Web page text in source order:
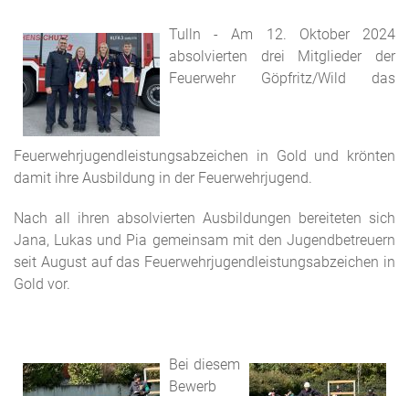
Tulln - Am 12. Oktober 2024
absolvierten drei Mitglieder der
Feuerwehr Göpfritz/Wild das
Feuerwehrjugendleistungsabzeichen in Gold und krönten
damit ihre Ausbildung in der Feuerwehrjugend.
Nach all ihren absolvierten Ausbildungen bereiteten sich
Jana, Lukas und Pia gemeinsam mit den Jugendbetreuern
seit August auf das Feuerwehrjugendleistungsabzeichen in
Gold vor.
Bei diesem
Bewerb